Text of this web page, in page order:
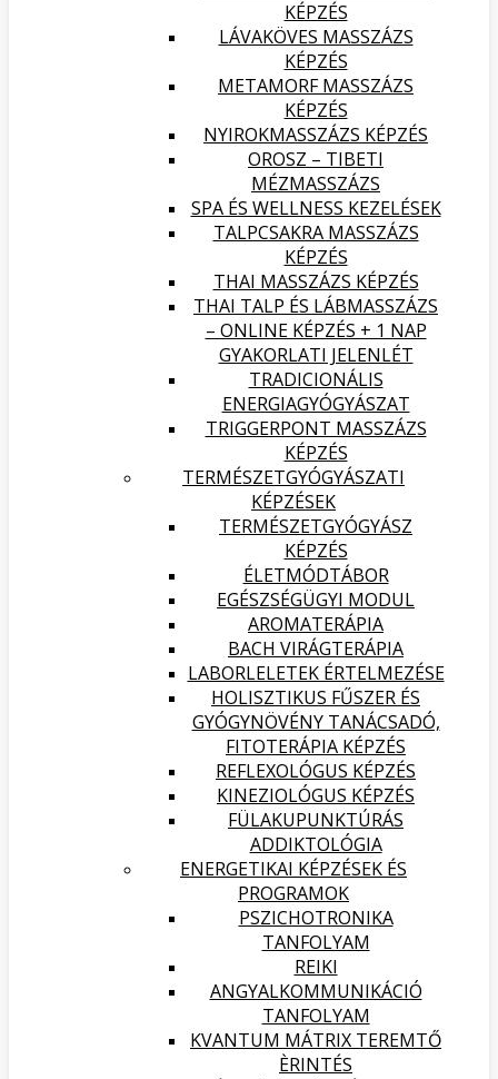
KÉPZÉS
LÁVAKÖVES MASSZÁZS
KÉPZÉS
METAMORF MASSZÁZS
KÉPZÉS
NYIROKMASSZÁZS KÉPZÉS
OROSZ – TIBETI
MÉZMASSZÁZS
SPA ÉS WELLNESS KEZELÉSEK
TALPCSAKRA MASSZÁZS
KÉPZÉS
THAI MASSZÁZS KÉPZÉS
THAI TALP ÉS LÁBMASSZÁZS
– ONLINE KÉPZÉS + 1 NAP
GYAKORLATI JELENLÉT
TRADICIONÁLIS
ENERGIAGYÓGYÁSZAT
TRIGGERPONT MASSZÁZS
KÉPZÉS
TERMÉSZETGYÓGYÁSZATI
KÉPZÉSEK
TERMÉSZETGYÓGYÁSZ
KÉPZÉS
ÉLETMÓDTÁBOR
EGÉSZSÉGÜGYI MODUL
AROMATERÁPIA
BACH VIRÁGTERÁPIA
LABORLELETEK ÉRTELMEZÉSE
HOLISZTIKUS FŰSZER ÉS
GYÓGYNÖVÉNY TANÁCSADÓ,
FITOTERÁPIA KÉPZÉS
REFLEXOLÓGUS KÉPZÉS
KINEZIOLÓGUS KÉPZÉS
FÜLAKUPUNKTÚRÁS
ADDIKTOLÓGIA
ENERGETIKAI KÉPZÉSEK ÉS
PROGRAMOK
PSZICHOTRONIKA
TANFOLYAM
REIKI
ANGYALKOMMUNIKÁCIÓ
TANFOLYAM
KVANTUM MÁTRIX TEREMTŐ
ÈRINTÉS